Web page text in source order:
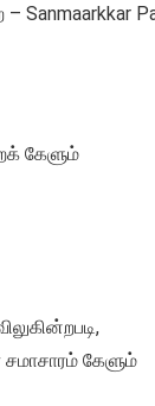
Sanmaarkkar
கேளும்
கேளும்